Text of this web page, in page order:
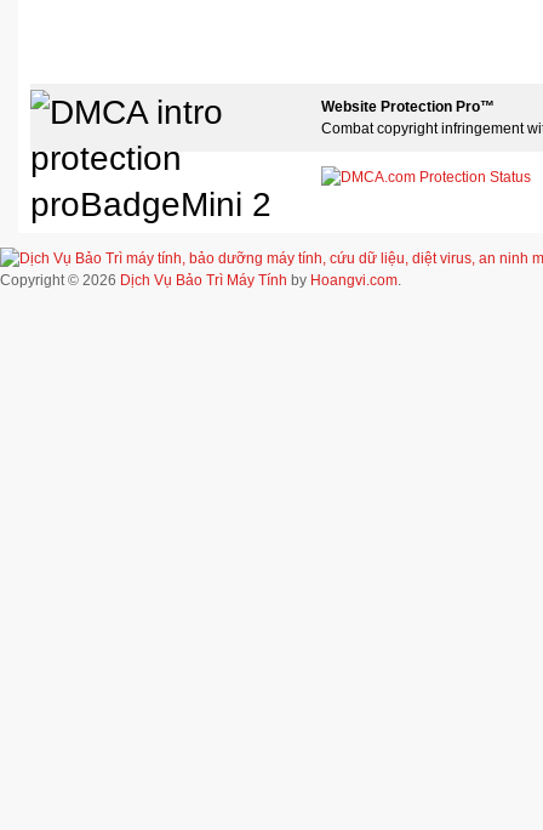
Website Protection Pro™
Combat copyright infringement
Copyright © 2026 Dịch Vụ Bảo Trì Máy Tính by Hoangvi.com.